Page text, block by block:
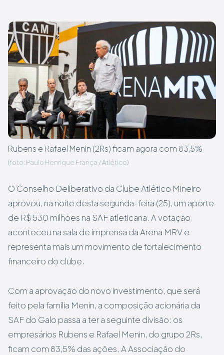
Rubens e Rafael Menin (2Rs) ficam agora com 83,5%
(foto: Paulo Henrique França / Atlético)
O Conselho Deliberativo da Clube Atlético Mineiro
aprovou, na noite desta segunda-feira (25), um aporte
de R$ 530 milhões na SAF atleticana. A votação
aconteceu na sala de imprensa da Arena MRV e
representa mais um movimento de fortalecimento
financeiro do clube.
Com a aprovação do novo investimento, que será
feito pela família Menin, a composição acionária da
SAF do Galo passa a ter a seguinte divisão: os
empresários Rubens e Rafael Menin, do grupo 2Rs,
ficam com 83,5% das ações. A Associação do